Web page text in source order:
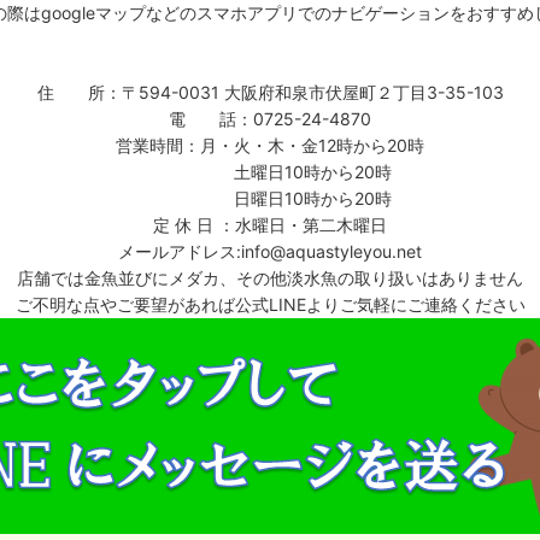
際はgoogleマップなどのスマホアプリでのナビゲーションをおすすめ
住 所：〒594-0031 大阪府和泉市伏屋町２丁目3-35-103
電 話：0725-24-4870
営業時間：月・火・木・金12時から20時
土曜日10時から20時
日曜日10時から20時
定 休 日 ：水曜日・第二木曜日
メールアドレス:info@aquastyleyou.net
店舗では金魚並びにメダカ、その他淡水魚の取り扱いはありません
ご不明な点やご要望があれば公式LINEよりご気軽にご連絡ください